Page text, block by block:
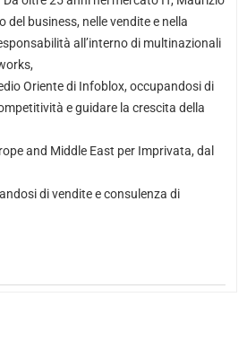
business, nelle vendite e nella
all’interno di multinazionali
Oriente di Infoblox, occupandosi di
e guidare la crescita della
and Middle East per Imprivata, dal
di vendite e consulenza di